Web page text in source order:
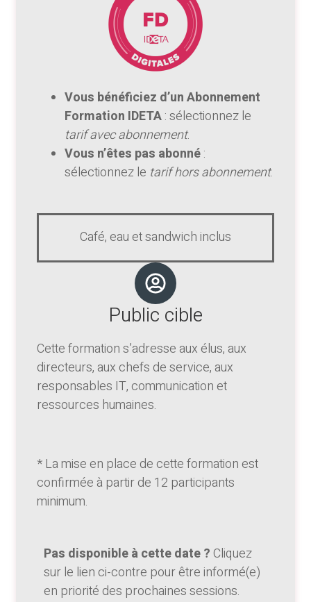
Vous bénéficiez d’un Abonnement
Formation IDETA: sélectionnez le
tarif avec abonnement.
Vous n’êtes pas abonné:
sélectionnez le tarif hors abonnement.
Café, eau et sandwich inclus
Public cible
Cette formation s’adresse aux élus, aux
directeurs, aux chefs de service, aux
responsables IT, communication et
ressources humaines.
* La mise en place de cette formation est
confirmée à partir de 12 participants
minimum.
Pas disponible à cette date ?Cliquez
sur le lien ci-contre pour être informé(e)
en priorité des prochaines sessions.